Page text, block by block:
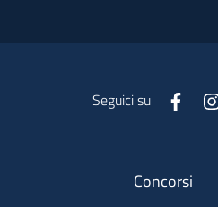
Seguici su
Concorsi